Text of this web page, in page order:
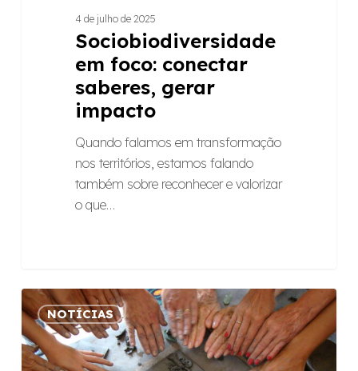
4 de julho de 2025
Sociobiodiversidade
em foco: conectar
saberes, gerar
impacto
Quando falamos em transformação
nos territórios, estamos falando
também sobre reconhecer e valorizar
o que…
Metodologia
Raízes:
como
criamos
NOTÍCIAS